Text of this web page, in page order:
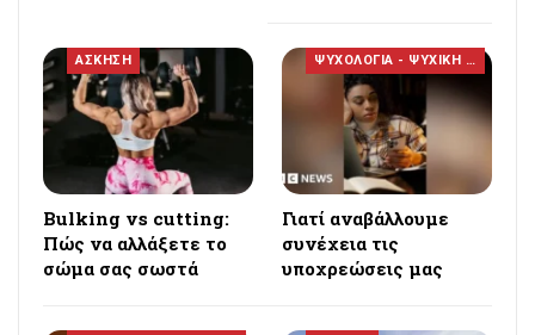
ΑΣΚΗΣΗ
Bulking vs cutting:
Πώς να αλλάξετε το
σώμα σας σωστά
ΨΥΧΟΛΟΓΙΑ - ΨΥΧΙΚΗ ΥΓΕΙΑ
Γιατί αναβάλλουμε
συνέχεια τις
υποχρεώσεις μας